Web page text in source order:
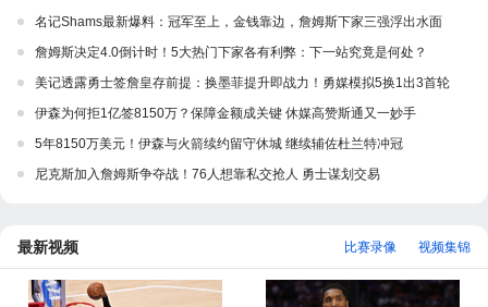
名记Shams最新爆料：冠军至上，金钱靠边，詹姆斯下家三强浮出水面
詹姆斯决定4.0倒计时！5大热门下家各有利弊：下一站究竟是何处？
美记透露勇士签詹皇存前提：换墨菲提升即战力！勇媒模拟5换1出3首轮
伊森为何拒1亿签8150万？保障金额成关键 休媒高赞斯通又一妙手
5年8150万美元！伊森与火箭续约留守休城 继续辅佐杜兰特冲冠
尼克斯加入詹姆斯争夺战！76人想靠私交抢人 勇士谋划交易
最新视频 视频集锦
比赛录像